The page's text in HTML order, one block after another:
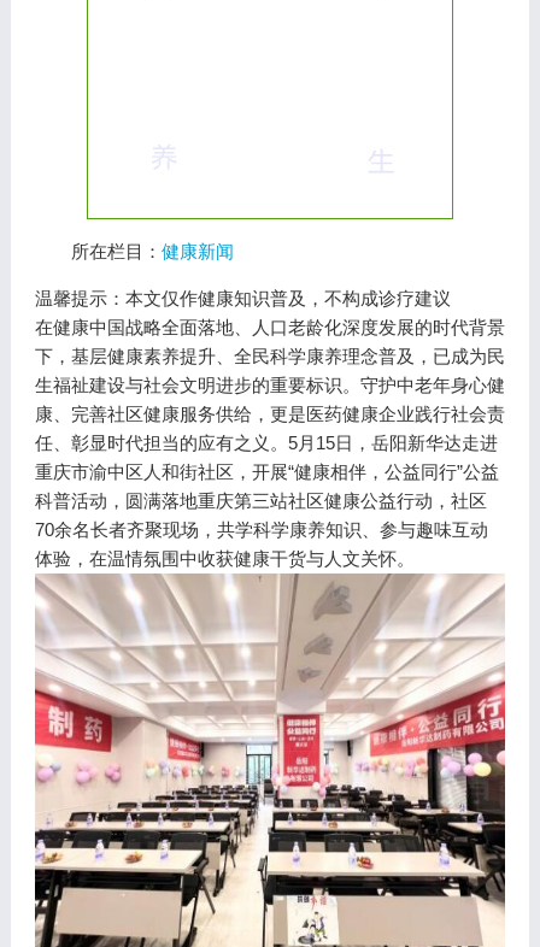
所在栏目： 健康新闻
温馨提示：本文仅作健康知识普及，不构成诊疗建议
在健康中国战略全面落地、人口老龄化深度发展的时代背景
下，基层健康素养提升、全民科学康养理念普及，已成为民
生福祉建设与社会文明进步的重要标识。守护中老年身心健
康、完善社区健康服务供给，更是医药健康企业践行社会责
任、彰显时代担当的应有之义。5月15日，岳阳新华达走进
重庆市渝中区人和街社区，开展“健康相伴，公益同行”公益
科普活动，圆满落地重庆第三站社区健康公益行动，社区
70余名长者齐聚现场，共学科学康养知识、参与趣味互动
体验，在温情氛围中收获健康干货与人文关怀。